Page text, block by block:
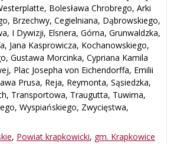
Bolesława Chrobrego, Arki
Brzechwy, Cegielniana, Dąbrowskiego,
I Dywizji, Elsnera, Górna, Grunwaldzka,
Jana Kasprowicza, Kochanowskiego,
Gustawa Morcinka, Cypriana Kamila
Plac Josepha von Eichendorffa, Emilii
Prusa, Reja, Reymonta, Sąsiedzka,
Transportowa, Traugutta, Tuwima,
Wyspiańskiego, Zwycięstwa,
, Powiat krapkowicki, gm. Krapkowice